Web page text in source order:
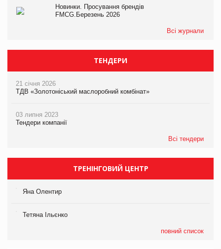
Новинки. Просування брендів
FMCG.Березень 2026
Всі журнали
ТЕНДЕРИ
21 січня 2026
ТДВ «Золотоніський маслоробний комбінат»
03 липня 2023
Тендери компанії
Всі тендери
ТРЕНІНГОВИЙ ЦЕНТР
Яна Олентир
Тетяна Ільєнко
повний список